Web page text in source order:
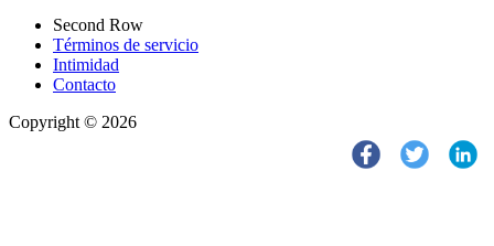
Second Row
Términos de servicio
Intimidad
Contacto
Copyright © 2026